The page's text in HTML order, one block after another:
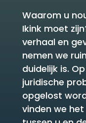
Waarom u
Ikink moet
verhaal en
nemen we
duidelijk is.
juridische
opgelost
vinden we